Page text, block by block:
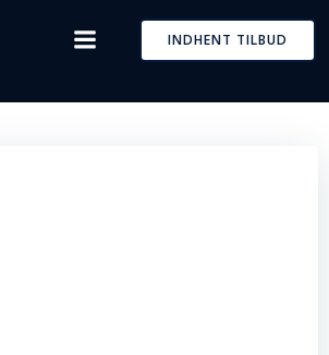
to
INDHENT TILBUD